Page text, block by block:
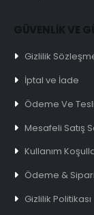
GÜVENLİK VE
Gizlilik
İptal ve İade
Ödeme Ve
Mesafeli Satış
Kullanım
Ödeme &
Gizlilik Politikası